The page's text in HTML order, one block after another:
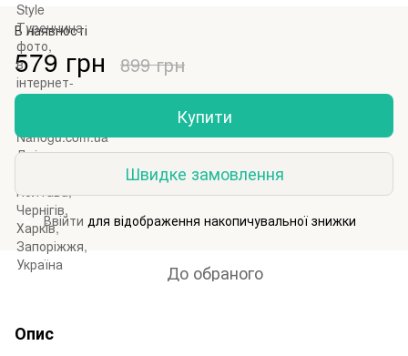
В наявності
579 грн 899 грн
Купити
Швидке замовлення
% Ввійти для відображення накопичувальної знижки
До обраного
Опис